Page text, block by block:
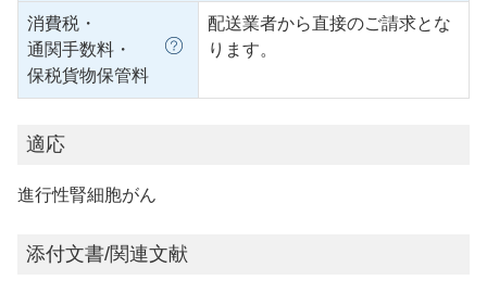
消費税・
通関手数料・
保税貨物保管料
配送業者から直接のご請求とな
ります。
適応
進行性腎細胞がん
添付文書/関連文献